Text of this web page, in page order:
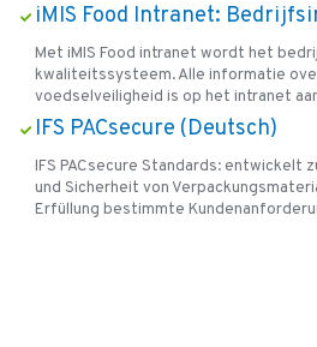
iMIS Food Intranet:
Met iMIS Food intranet wordt het
kwaliteitssysteem. Alle informatie
voedselveiligheid is op het intranet
IFS PACsecure (Deutsch)
IFS PACsecure Standards: entwickelt
und Sicherheit von
Erfüllung bestimmte